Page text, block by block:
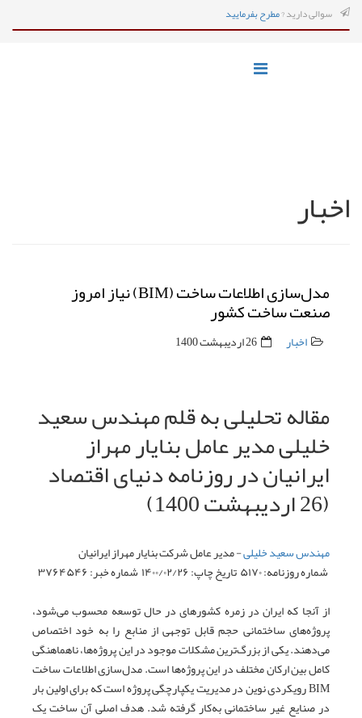
سوالی دارید ?مطرح بفرمایید
اخبار
مدل‌سازی اطلاعات ساخت (BIM) نیاز امروز
صنعت ساخت کشور
اخبار 26 ارديبهشت 1400
مقاله تحلیلی به قلم مهندس سعید
خلیلی مدیر عامل بنایار مهراز
ایرانیان در روزنامه دنیای اقتصاد
(26 اردیبهشت 1400)
مهندس سعید خلیلی- مدیر عامل شرکت بنایار مهراز ایرانیان
شماره روزنامه: ۵۱۷۰ تاریخ چاپ: ۱۴۰۰/۰۲/۲۶ شماره خبر: ۳۷۶۴۵۴۶
از آنجا که ایران در زمره کشورهای در حال توسعه محسوب می‌شود،
پروژه‌های ساختمانی حجم قابل توجهی از منابع را به خود اختصاص
می‌دهند. یکی از بزرگ‌ترین مشکلات موجود در این پروژه‌ها، ناهماهنگی
کامل بین ارکان مختلف در این پروژه‌ها است. مدل‌سازی اطلاعات ساخت
BIM رویکردی نوین در مدیریت یکپارچگی پروژه است که برای اولین بار
در صنایع غیر ساختمانی به‌کار گرفته شد. هدف اصلی آن ساخت یک